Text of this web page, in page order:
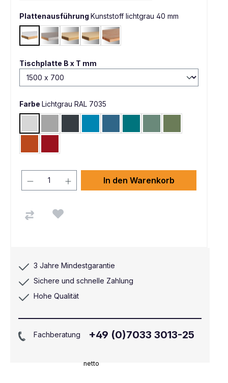
netto
Plattenausführung Kunststoff lichtgrau 40 mm
Kunststoff lichtgrau 40 mm
Blechbelag verzinkt 40 mm
Multiplex geölt 40 mm
Multiplex geölt 50 mm
Buche massiv 40 mm
Tischplatte B x T mm
Farbe Lichtgrau RAL 7035
In den Warenkorb
3 Jahre Mindestgarantie
Sichere und schnelle Zahlung
Hohe Qualität
Fachberatung +49 (0)7033 3013-25